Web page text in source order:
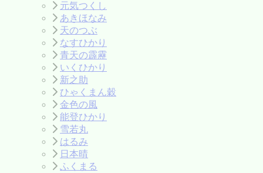
元気つくし
あきほなみ
天のつぶ
なすひかり
青天の霹靂
いくひかり
新之助
ひゃくまん穀
金色の風
能登ひかり
雪若丸
はるみ
日本晴
ふくまる